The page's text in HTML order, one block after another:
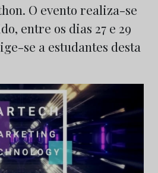
O evento realiza-se
entre os dias 27 e 29
se a estudantes desta